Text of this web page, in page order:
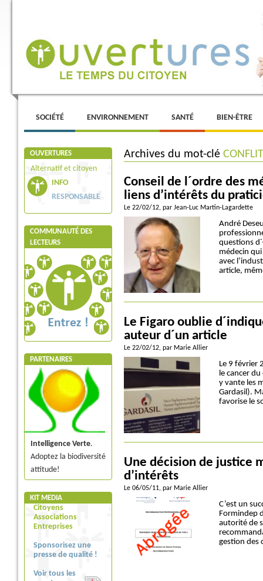
Menu principal
ALLER AU CONTENU PRINCIPAL
ALLER AU CONTENU SECONDAIRE
SOCIÉTÉ ENVIRONNEMENT SANTÉ BIEN-ÊTRE
OUVERTURES
Alternatif et citoyen
INFO
RESPONSABLE
COMMUNAUTÉ DES
LECTEURS
PARTENAIRES
Intelligence Verte.
Adoptez la biodiversité
attitude!
KIT MEDIA
Citoyens
Associations
Entreprises
Sponsorisez une
presse de qualité !
Voir tous les
Archives du mot-clé
Conseil de l´ordre des
liens d’intérêts du
Le 22/02/12, par Jean-Luc Martin-Lagardette
André
questions
médecin
avec
article,
Le Figaro oublie
auteur d´un article
Le 22/02/12, par Marie Allier
Le 9 février
le cancer du
y vante les
Gardasil).
favorise le
Une décision de justice
d’intérêts
Le 06/05/11, par Marie Allier
C’est un
Formindep
autorité de
gestion des